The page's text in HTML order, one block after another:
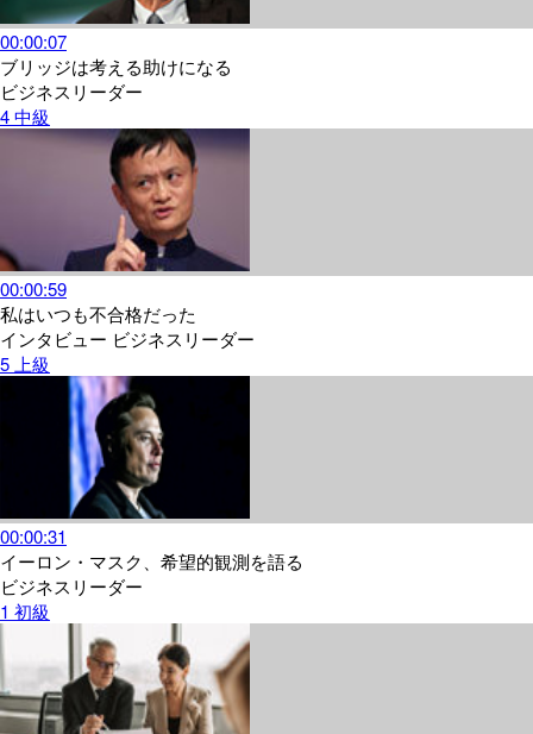
00:00:07
ブリッジは考える助けになる
ビジネスリーダー
4中級
00:00:59
私はいつも不合格だった
インタビュー ビジネスリーダー
5上級
00:00:31
イーロン・マスク、希望的観測を語る
ビジネスリーダー
1 初級